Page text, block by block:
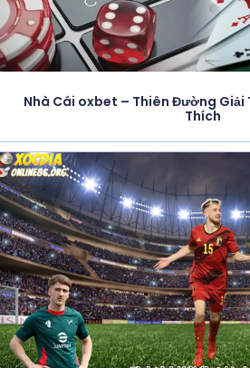
Nhà Cái oxbet – Thiên Đường Giải
Thích